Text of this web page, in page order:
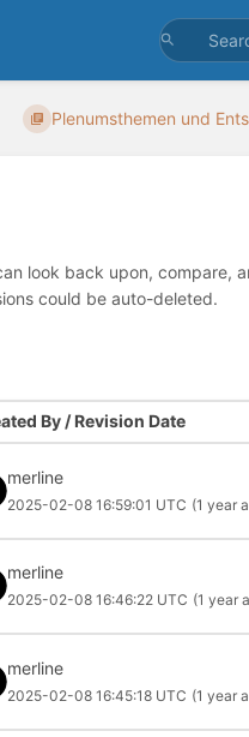
Plenumsthemen und
look back upon,
could be auto-deleted.
By / Revision Date
merline
2025-02-08 16:59:01 UTC (1 year
merline
2025-02-08 16:46:22 UTC (1 year
merline
2025-02-08 16:45:18 UTC (1 year